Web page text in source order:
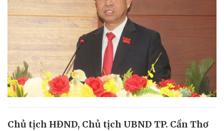
Chủ tịch HĐND, Chủ tịch UBND TP. Cần Thơ